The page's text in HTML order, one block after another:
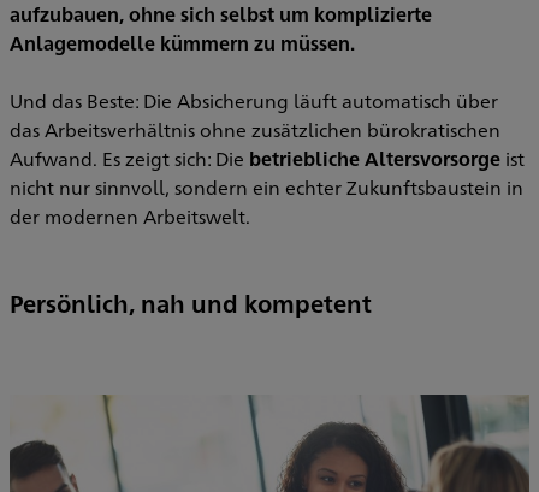
aufzubauen, ohne sich selbst um komplizierte
Anlagemodelle kümmern zu müssen.
Und das Beste: Die Absicherung läuft automatisch über
das Arbeitsverhältnis ohne zusätzlichen bürokratischen
Aufwand. Es zeigt sich: Die betriebliche Altersvorsorge ist
nicht nur sinnvoll, sondern ein echter Zukunftsbaustein in
der modernen Arbeitswelt.
Persönlich, nah und kompetent